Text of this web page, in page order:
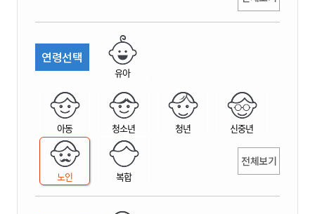
연령선택
유아
아동 청소년 청년 신중년
노인 복합
전체보기